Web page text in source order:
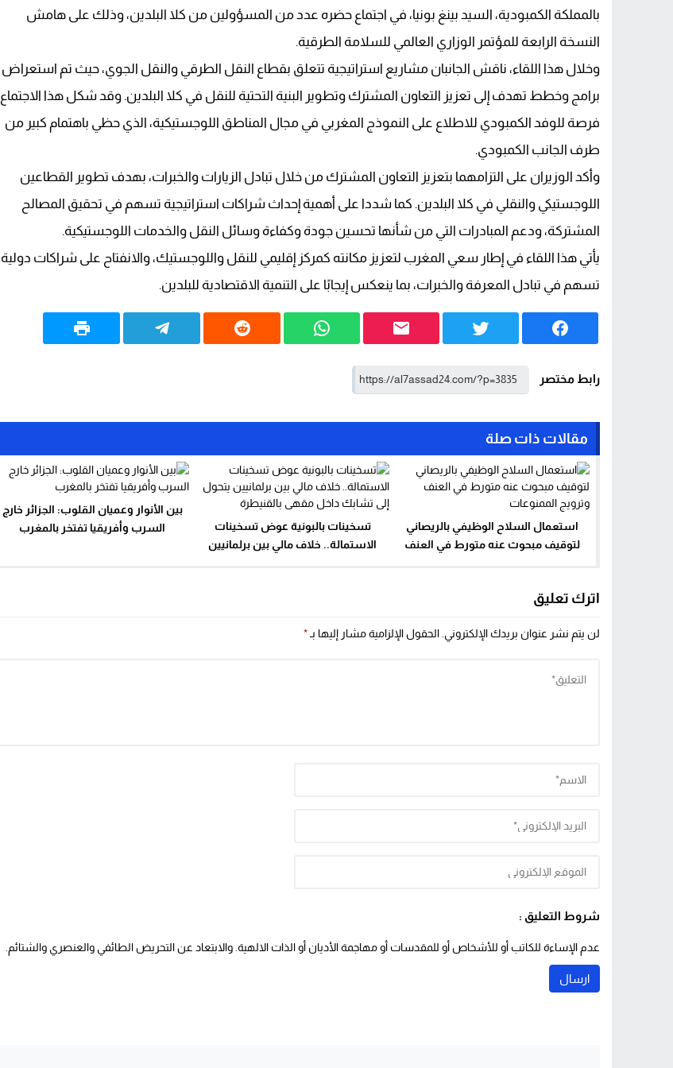
المغرب يرسم ملامح قانون المالية لسنة 2027.. استثمارات كبرى لتعزيز النمو وترسيخ الدولة الاجتماعية
واشنطن على حافة الاستنزاف هل كشفت كامب ديفيد الشرخ الخفي داخل آلة الحرب الأمريكية؟
بالمملكة الكمبودية، السيد بينغ بونيا، في اجتماع حضره عدد من المسؤولين من كلا البلدين، وذلك على هامش
النسخة الرابعة للمؤتمر الوزاري العالمي للسلامة الطرقية.
وخلال هذا اللقاء، ناقش الجانبان مشاريع استراتيجية تتعلق بقطاع النقل الطرقي والنقل الجوي، حيث تم استعراض
برامج وخطط تهدف إلى تعزيز التعاون المشترك وتطوير البنية التحتية للنقل في كلا البلدين. وقد شكل هذا الاجتماع
فرصة للوفد الكمبودي للاطلاع على النموذج المغربي في مجال المناطق اللوجستيكية، الذي حظي باهتمام كبير من
طرف الجانب الكمبودي.
وأكد الوزيران على التزامهما بتعزيز التعاون المشترك من خلال تبادل الزيارات والخبرات، بهدف تطوير القطاعين
اللوجستيكي والنقلي في كلا البلدين. كما شددا على أهمية إحداث شراكات استراتيجية تسهم في تحقيق المصالح
المشتركة، ودعم المبادرات التي من شأنها تحسين جودة وكفاءة وسائل النقل والخدمات اللوجستيكية.
يأتي هذا اللقاء في إطار سعي المغرب لتعزيز مكانته كمركز إقليمي للنقل واللوجستيك، والانفتاح على شراكات دولية
تسهم في تبادل المعرفة والخبرات، بما ينعكس إيجابًا على التنمية الاقتصادية للبلدين.
رابط مختصر
مقالات ذات صلة
استعمال السلاح الوظيفي بالريصاني
لتوقيف مبحوث عنه متورط في العنف
تسخينات بالبونية عوض تسخينات
الاستمالة.. خلاف مالي بين برلمانيين
بين الأنوار وعميان القلوب: الجزائر خارج
السرب وأفريقيا تفتخر بالمغرب
اترك تعليق
لن يتم نشر عنوان بريدك الإلكتروني.الحقول الإلزامية مشار إليها بـ*
شروط التعليق :
عدم الإساءة للكاتب أو للأشخاص أو للمقدسات أو مهاجمة الأديان أو الذات الالهية. والابتعاد عن التحريض الطائفي والعنصري والشتائم.